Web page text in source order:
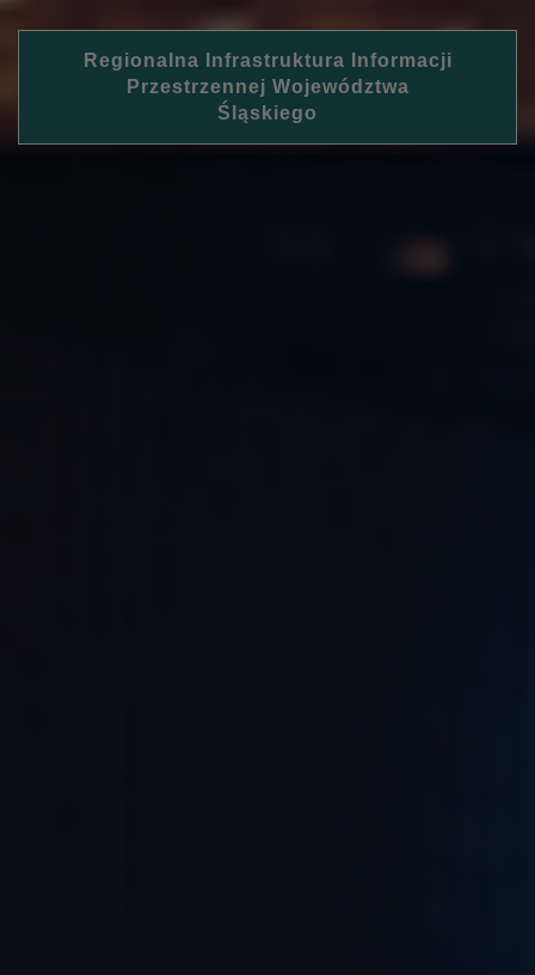
Regionalna Infrastruktura Informacji
Przestrzennej Województwa
Śląskiego